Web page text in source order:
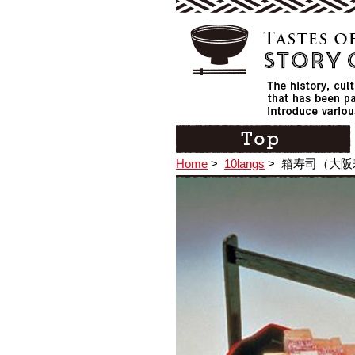
Home > 10langs > 箱寿司（大